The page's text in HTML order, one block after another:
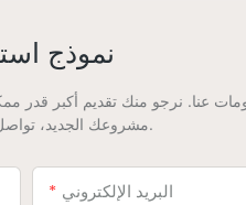
نموذج
عنا. نرجو منك تقديم أكبر
مشروعك الجديد، تواصل معنا الآن للبدء.
البريد الإلكتروني